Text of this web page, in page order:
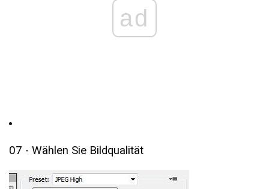
ad
07 - Wählen Sie Bildqualität